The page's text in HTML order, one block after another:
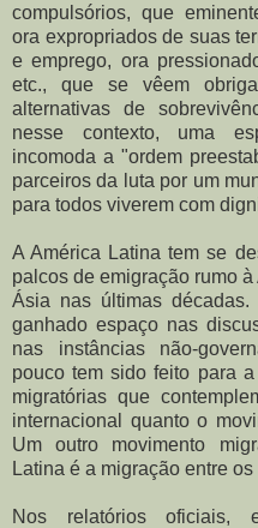
compulsórios, que
ora expropriados de suas
e emprego, ora
etc., que se vêem
alternativas de
nesse contexto, uma
incomoda a "ordem
parceiros da luta por um
para todos viverem com
A América Latina tem se
palcos de emigração rumo
Ásia nas últimas
ganhado espaço nas
nas instâncias não-
pouco tem sido feito para
migratórias que
internacional quanto o
Um outro movimento
Latina é a migração entre
Nos relatórios oficiais,